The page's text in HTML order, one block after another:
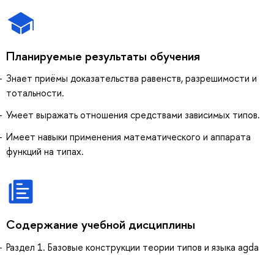
Планируемые результаты обучения
Знает приёмы доказательства равенств, разрешимости и
тотальности.
Умеет выражать отношения средствами зависимых типов.
Имеет навыки применения математического и аппарата
функций на типах.
Содержание учебной дисциплины
Раздел 1. Базовые конструкции теории типов и языка agda